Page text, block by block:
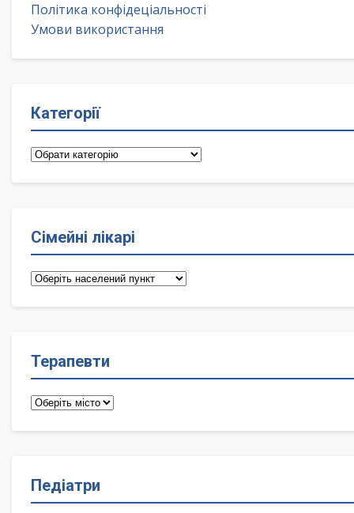
Політика конфідеціальності
Умови використання
Категорії
Категорії
Сімейні лікарі
Сімейні
Терапевти
Терапевти
Педіатри